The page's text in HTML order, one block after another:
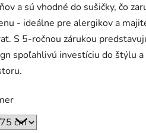
a sú vhodné do sušičky, čo
- ideálne pre alergikov a
S 5-ročnou zárukou
spoľahlivú investíciu do štýlu